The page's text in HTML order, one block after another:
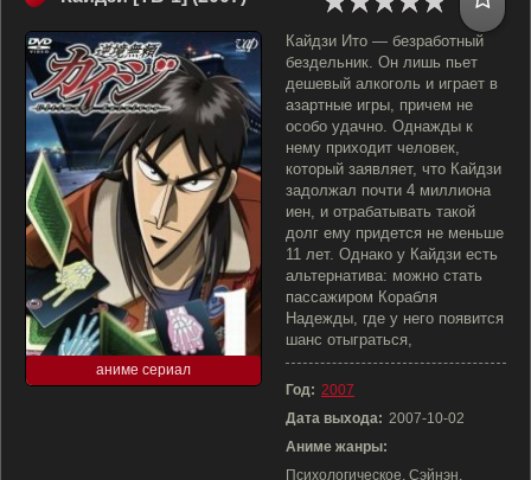
аниме сериал
Кайдзи Ито — безработный
бездельник. Он лишь пьет
дешевый алкоголь и играет в
азартные игры, причем не
особо удачно. Однажды к
нему приходит человек,
который заявляет, что Кайдзи
задолжал почти 4 миллиона
иен, и отрабатывать такой
долг ему придется не меньше
11 лет. Однако у Кайдзи есть
альтернатива: можно стать
пассажиром Корабля
Надежды, где у него появится
шанс отыграться,
Год: 2007
Дата выхода: 2007-10-02
Аниме жанры:
Психологическое, Сэйнэн,